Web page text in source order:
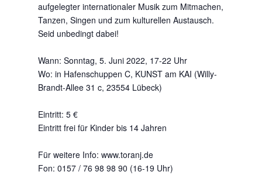
aufgelegter internationaler Musik zum Mitmachen,
Tanzen, Singen und zum kulturellen Austausch.
Seid unbedingt dabei!
Wann: Sonntag, 5. Juni 2022, 17-22 Uhr
Wo: in Hafenschuppen C, KUNST am KAI (Willy-
Brandt-Allee 31 c, 23554 Lübeck)
Eintritt: 5 €
Eintritt frei für Kinder bis 14 Jahren
Für weitere Info: www.toranj.de
Fon: 0157 / 76 98 98 90 (16-19 Uhr)